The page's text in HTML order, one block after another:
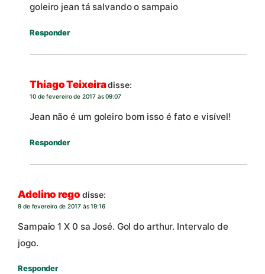
goleiro jean tá salvando o sampaio
Responder
Thiago Teixeiradisse:
10 de fevereiro de 2017 às 09:07
Jean não é um goleiro bom isso é fato e visível!
Responder
Adelino rego disse:
9 de fevereiro de 2017 às 19:16
Sampaio 1 X 0 sa José. Gol do arthur. Intervalo de
jogo.
Responder